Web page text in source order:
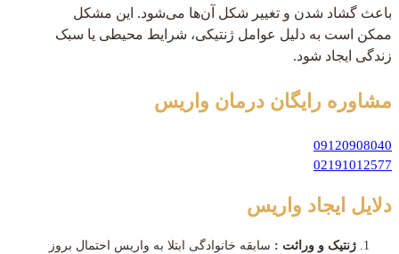
باعث گشاد شدن و تغییر شکل آن‌ها می‌شود. این مشکل
ممکن است به دلیل عوامل ژنتیکی، شرایط محیطی یا سبک
زندگی ایجاد شود.
مشاوره رایگان درمان واریس
09120908040
02191012577
دلایل ایجاد واریس
ژنتیک و وراثت : سابقه خانوادگی ابتلا به واریس احتمال بروز